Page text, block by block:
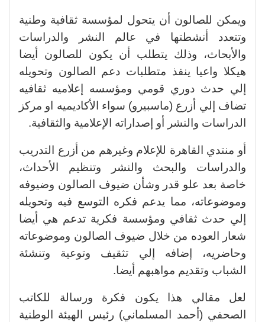
ويمكن للصالون أن يتحول لمؤسسة ثقافية وطنية
وتتعدد أنشطتها في عالم النشر والدراسات
والأبحاث، وذلك يتطلب أن يكون للصالون أيضا
هيكلا واعيا ينفذ متطلبات دعم الصالون وتحويله
إلي حدث دوري قومي ومؤسسه إعلاميه ثقافيه
تضاف إلي أزرع (ماسبيرو) سواء الأكاديميه او مركز
الدراسات والنشر أو إصداراته الإعلامية والثقافية.
أو منتدي القاهرة للإعلام وغيرهم من أزرع التدريب
والدراسات والبحث والنشر وتنظيم الأحداث،
خاصة بعد علو قدر وشأن ضيوف الصالون وضيوفه
وموضوعاته، مما يدعم فكره التوسع فيه وتحويله
إلي حدث ثقافي ومؤسسة فكرية تدعم هي أيضا
شعار العوده من خلال ضيوف الصالون وموضوعاته
وحاضريه، إضافه إلي تثقيف وتوعية وتنشئة
الشباب وتقديم مواهبهم أيضا.
لعل مقالي هذا يكون فكرة ورسالة للكاتب
الصحفي (أحمد المسلماني) رئيس الهيئة الوطنية